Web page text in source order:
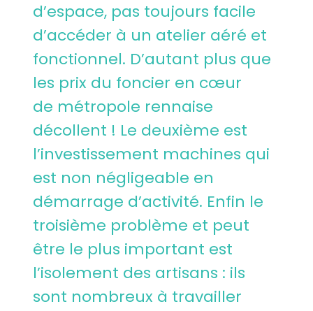
d’espace, pas toujours facile
d’accéder à un atelier aéré et
fonctionnel. D’autant plus que
les prix du foncier en cœur
de métropole rennaise
décollent ! Le deuxième est
l’investissement machines qui
est non négligeable en
démarrage d’activité. Enfin le
troisième problème et peut
être le plus important est
l’isolement des artisans : ils
sont nombreux à travailler